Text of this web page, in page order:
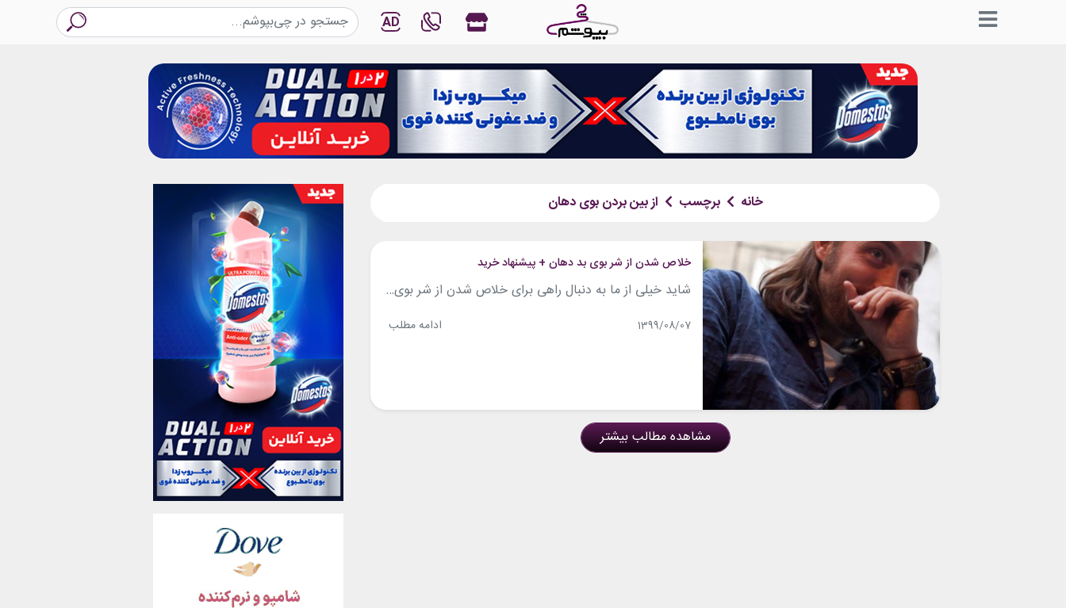
AD
خانه برچسب از بین بردن بوی دهان
خلاص شدن از شر بوی بد دهان + پیشنهاد خرید
شاید خیلی از ما به دنبال راهی برای خلاص شدن از شر بوی بد دهان هستیم، اما باید بدونید که بوی بد دهان فقط بخاطر مسواک نزدن نیست. درسته عامل خیلی موثری هست ولی همه موضوع نیست. داشتن رژیم غذایی مناسب میتونه به سلامت و تناسب اندام شما و همچنین رفع این بوی بد دهان...
1399/08/07 ادامه مطلب
مشاهده مطالب بیشتر